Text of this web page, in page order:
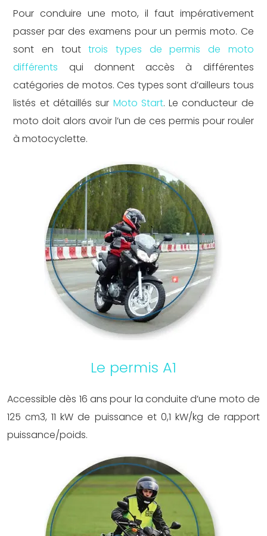
Pour conduire une moto, il faut impérativement
passer par des examens pour un permis moto. Ce
sont en touttrois types de permis de moto
différents qui donnent accès à différentes
catégories de motos. Ces types sont d’ailleurs tous
listés et détaillés sur Moto Start. Le conducteur de
moto doit alors avoir l’un de ces permis pour rouler
à motocyclette.
Le permis A1
Accessible dès 16 ans pour la conduite d’une moto de
125 cm3, 11 kW de puissance et 0,1 kW/kg de rapport
puissance/poids.